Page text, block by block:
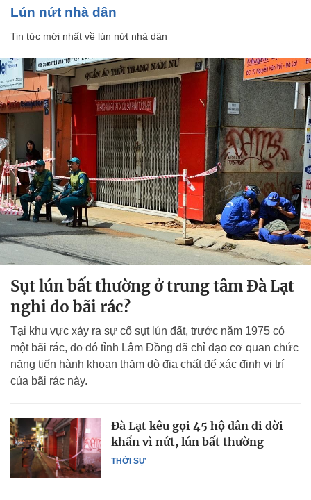
lún nứt nhà dân
Tin tức mới nhất về lún nứt nhà dân
Sụt lún bất thường ở trung tâm Đà Lạt
nghi do bãi rác?
Tại khu vực xảy ra sự cố sụt lún đất, trước năm 1975 có
một bãi rác, do đó tỉnh Lâm Đồng đã chỉ đạo cơ quan chức
năng tiến hành khoan thăm dò địa chất để xác định vị trí
của bãi rác này.
THỜI SỰ
Đà Lạt kêu gọi 45 hộ dân di dời
khẩn vì nứt, lún bất thường